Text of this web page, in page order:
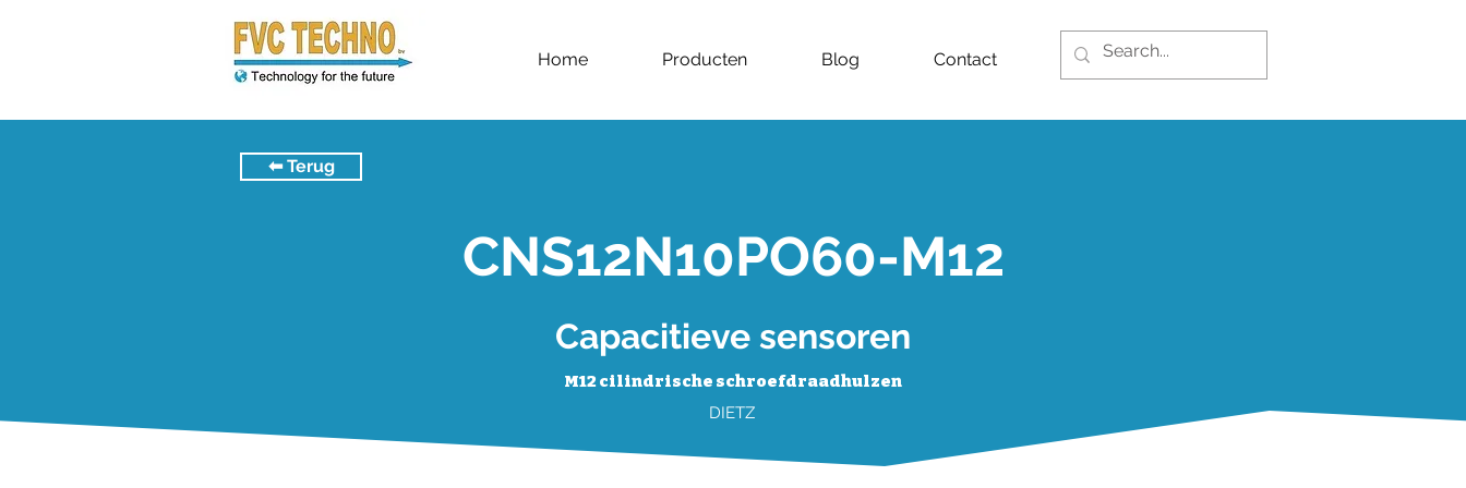
Home Producten Blog Contact
⬅︎ Terug
Capacitieve sensoren
M12 cilindrische schroefdraadhulzen
DIETZ
CNS12N10PO60-M12